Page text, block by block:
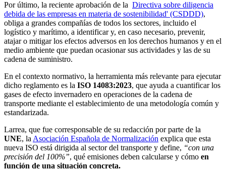
Por último, la reciente aprobación de la Directiva sobre diligencia
debida de las empresas en materia de sostenibilidad' (CSDDD),
obliga a grandes compañías de todos los sectores, incluido el
logístico y marítimo, a identificar y, en caso necesario, prevenir,
atajar o mitigar los efectos adversos en los derechos humanos y en el
medio ambiente que puedan ocasionar sus actividades y las de su
cadena de suministro.
En el contexto normativo, la herramienta más relevante para ejecutar
dicho reglamento es la ISO 14083:2023, que ayuda a cuantificar los
gases de efecto invernadero en operaciones de la cadena de
transporte mediante el establecimiento de una metodología común y
estandarizada.
Larrea, que fue corresponsable de su redacción por parte de la
UNE, la Asociación Española de Normalización explica que esta
nueva ISO está dirigida al sector del transporte y define, “con una
precisión del 100%”, qué emisiones deben calcularse y cómo en
función de una situación concreta.